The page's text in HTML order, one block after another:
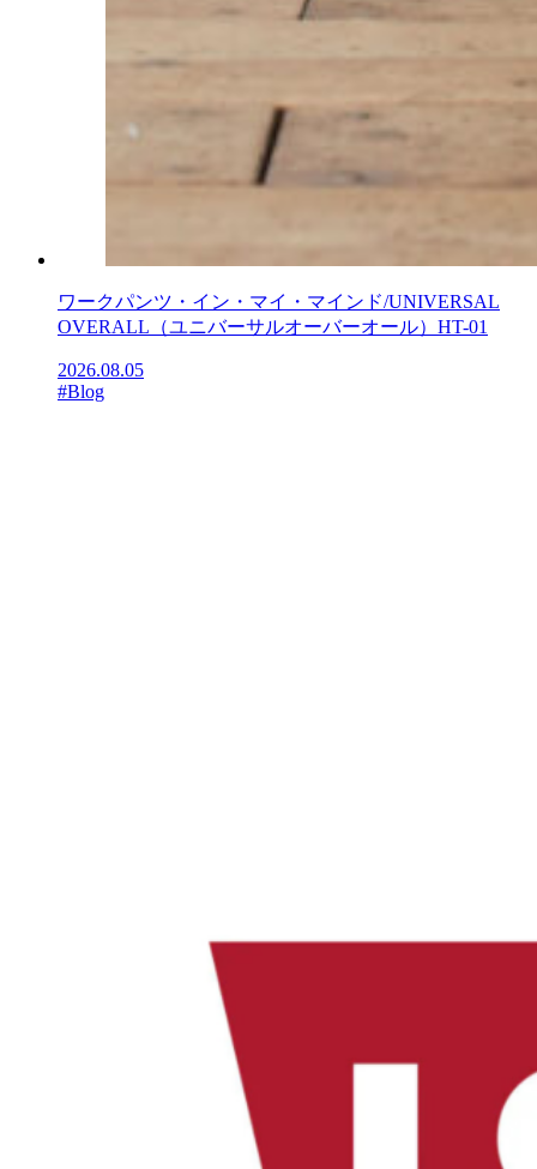
ワークパンツ・イン・マイ・マインド/UNIVERSAL
OVERALL（ユニバーサルオーバーオール）HT-01
2026.08.05
#Blog